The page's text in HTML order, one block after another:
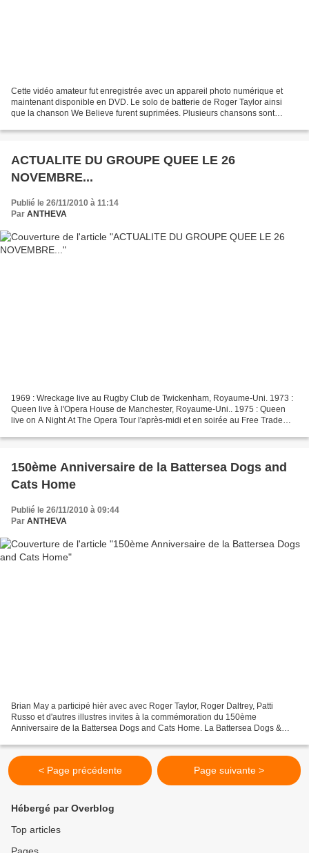
Cette vidéo amateur fut enregistrée avec un appareil photo numérique et
maintenant disponible en DVD. Le solo de batterie de Roger Taylor ainsi
que la chanson We Believe furent suprimées. Plusieurs chansons sont
ACTUALITE DU GROUPE QUEE LE 26
NOVEMBRE...
Publié le 26/11/2010 à 11:14
Par ANTHEVA
1969 : Wreckage live au Rugby Club de Twickenham, Royaume-Uni. 1973 :
Queen live à l'Opera House de Manchester, Royaume-Uni.. 1975 : Queen
live on A Night At The Opera Tour l'après-midi et en soirée au Free Trade
150ème Anniversaire de la Battersea Dogs and
Cats Home
Publié le 26/11/2010 à 09:44
Par ANTHEVA
Brian May a participé hièr avec avec Roger Taylor, Roger Daltrey, Patti
Russo et d'autres illustres invites à la commémoration du 150ème
Anniversaire de la Battersea Dogs and Cats Home. La Battersea Dogs &
< Page précédente Page suivante >
Hébergé par Overblog
Top articles